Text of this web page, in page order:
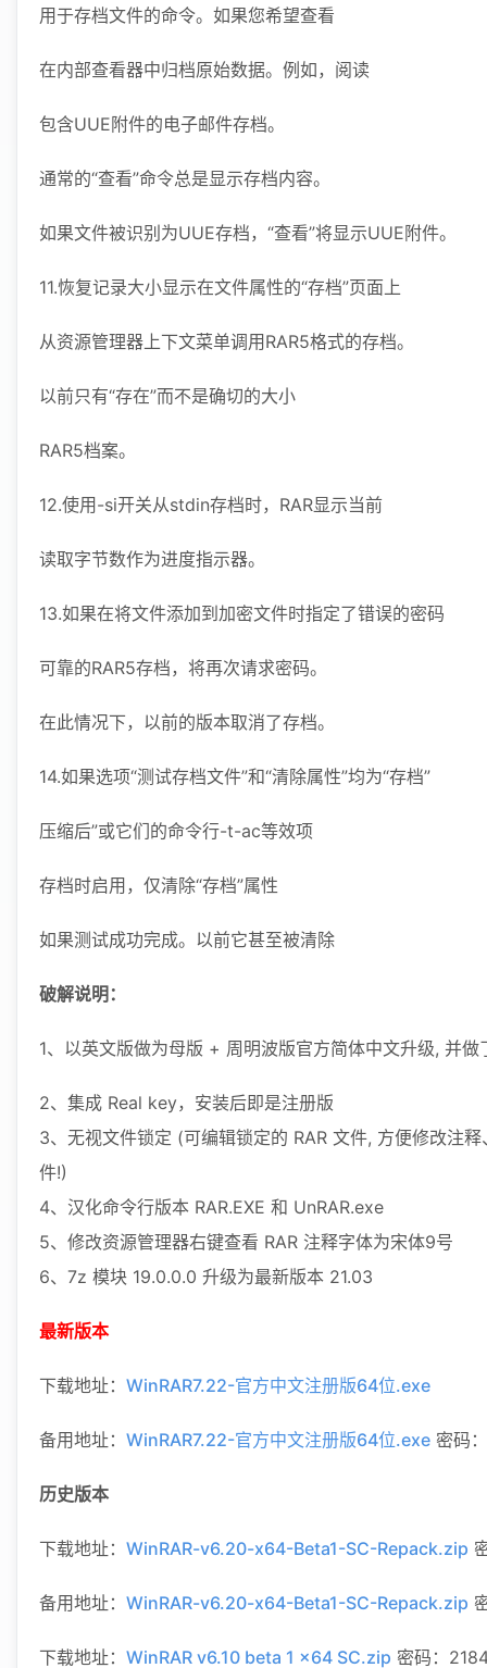
用于存档文件的命令。如果您希望查看
在内部查看器中归档原始数据。例如，阅读
包含UUE附件的电子邮件存档。
通常的“查看”命令总是显示存档内容。
如果文件被识别为UUE存档，“查看”将显示UUE附件。
11.恢复记录大小显示在文件属性的“存档”页面上
从资源管理器上下文菜单调用RAR5格式的存档。
以前只有“存在”而不是确切的大小
RAR5档案。
12.使用-si开关从stdin存档时，RAR显示当前
读取字节数作为进度指示器。
13.如果在将文件添加到加密文件时指定了错误的密码
可靠的RAR5存档，将再次请求密码。
在此情况下，以前的版本取消了存档。
14.如果选项“测试存档文件”和“清除属性”均为“存档”
压缩后”或它们的命令行-t-ac等效项
存档时启用，仅清除“存档”属性
如果测试成功完成。以前它甚至被清除
破解说明：
1、以英文版做为母版 + 周明波版官方简体中文升级, 并做
2、集成 Real key，安装后即是注册版
3、无视文件锁定 (可编辑锁定的 RAR 文件, 方便修改注
件!)
4、汉化命令行版本 RAR.EXE 和 UnRAR.exe
5、修改资源管理器右键查看 RAR 注释字体为宋体9号
6、7z 模块 19.0.0.0 升级为最新版本 21.03
最新版本
下载地址： WinRAR7.22-官方中文注册版64位.exe
备用地址： WinRAR7.22-官方中文注册版64位.exe 密码
历史版本
下载地址： WinRAR-v6.20-x64-Beta1-SC-Repack.zip
备用地址： WinRAR-v6.20-x64-Beta1-SC-Repack.zip
下载地址： WinRAR v6.10 beta 1 x64 SC.zip 密码：